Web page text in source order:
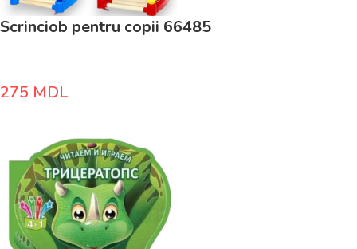
Scrinciob pentru copii 66485
275 MDL